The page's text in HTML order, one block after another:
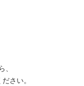
、
さい。